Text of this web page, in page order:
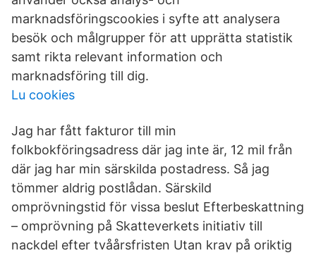
marknadsföringscookies i syfte att analysera
besök och målgrupper för att upprätta statistik
samt rikta relevant information och
marknadsföring till dig.
Lu cookies
Jag har fått fakturor till min
folkbokföringsadress där jag inte är, 12 mil från
där jag har min särskilda postadress. Så jag
tömmer aldrig postlådan. Särskild
omprövningstid för vissa beslut Efterbeskattning
– omprövning på Skatteverkets initiativ till
nackdel efter tvåårsfristen Utan krav på oriktig